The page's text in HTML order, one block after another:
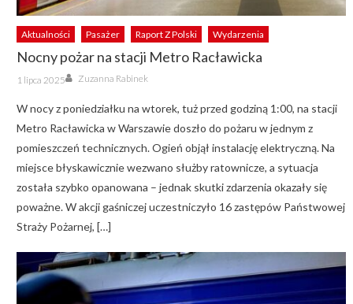
Aktualności Pasażer Raport Z Polski Wydarzenia
Nocny pożar na stacji Metro Racławicka
Posted
on
1 lipca 2025 Author
Zuzanna Rabinek
W nocy z poniedziałku na wtorek, tuż przed godziną 1:00, na stacji
Metro Racławicka w Warszawie doszło do pożaru w jednym z
pomieszczeń technicznych. Ogień objął instalację elektryczną. Na
miejsce błyskawicznie wezwano służby ratownicze, a sytuacja
została szybko opanowana – jednak skutki zdarzenia okazały się
poważne. W akcji gaśniczej uczestniczyło 16 zastępów Państwowej
Straży Pożarnej, […]